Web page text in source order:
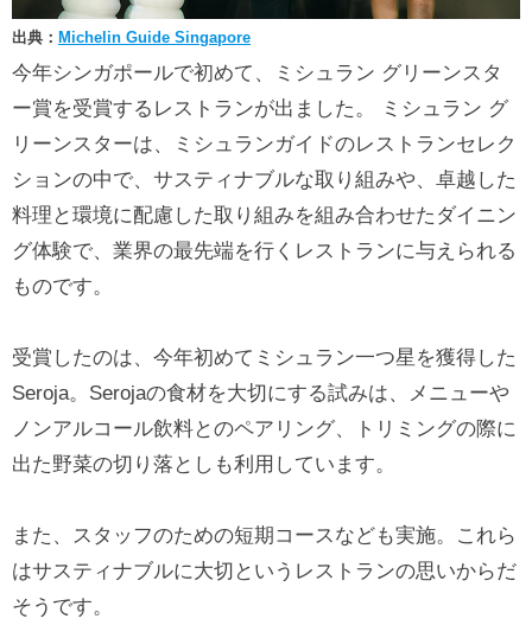
出典： Michelin Guide Singapore
今年シンガポールで初めて、ミシュラン グリーンスタ
ー賞を受賞するレストランが出ました。 ミシュラン グ
リーンスターは、ミシュランガイドのレストランセレク
ションの中で、サスティナブルな取り組みや、卓越した
料理と環境に配慮した取り組みを組み合わせたダイニン
グ体験で、業界の最先端を行くレストランに与えられる
ものです。
受賞したのは、今年初めてミシュラン一つ星を獲得した
Seroja。Serojaの食材を大切にする試みは、メニューや
ノンアルコール飲料とのペアリング、トリミングの際に
出た野菜の切り落としも利用しています。
また、スタッフのための短期コースなども実施。これら
はサスティナブルに大切というレストランの思いからだ
そうです。